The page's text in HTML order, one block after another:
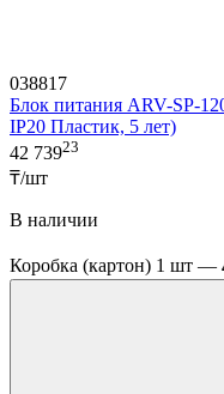
038817
Блок питания ARV-SP-
IP20 Пластик, 5 лет)
42 73923
₸/шт
В наличии
Коробка (картон) 1 шт —